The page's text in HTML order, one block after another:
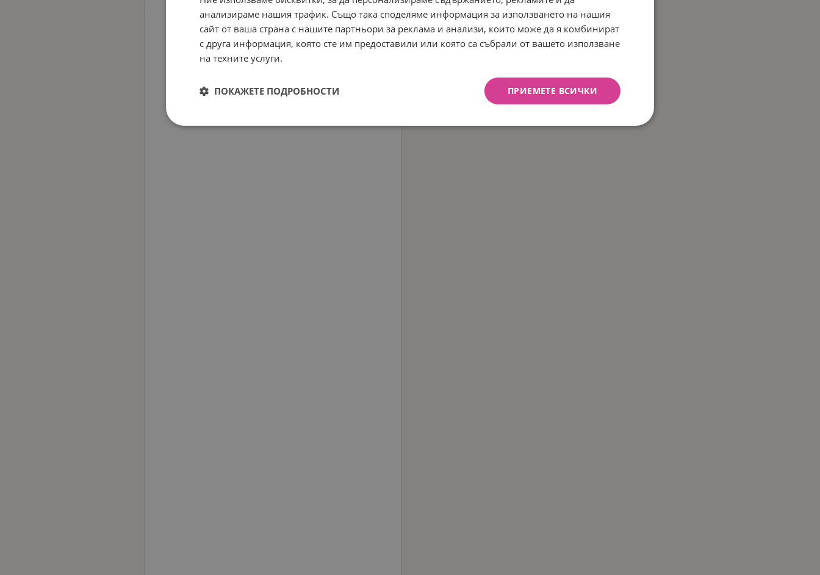
анализираме нашия трафик. Също така споделяме информация за използването на нашия
сайт от ваша страна с нашите партньори за реклама и анализи, които може да я комбинират
с друга информация, която сте им предоставили или която са събрали от вашето използване
на техните услуги.
ПРИЕМЕТЕ ВСИЧКИ
ПОКАЖЕТЕ ПОДРОБНОСТИ